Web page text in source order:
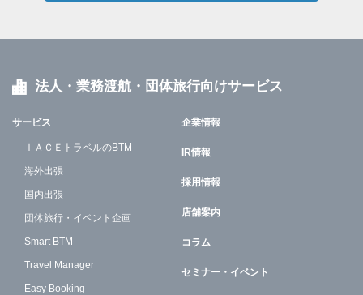
法人・業務渡航・団体旅行向けサービス
サービス
ＩＡＣＥトラベルのBTM
海外出張
国内出張
団体旅行・イベント企画
Smart BTM
Travel Manager
Easy Booking
企業情報
IR情報
採用情報
店舗案内
コラム
セミナー・イベント